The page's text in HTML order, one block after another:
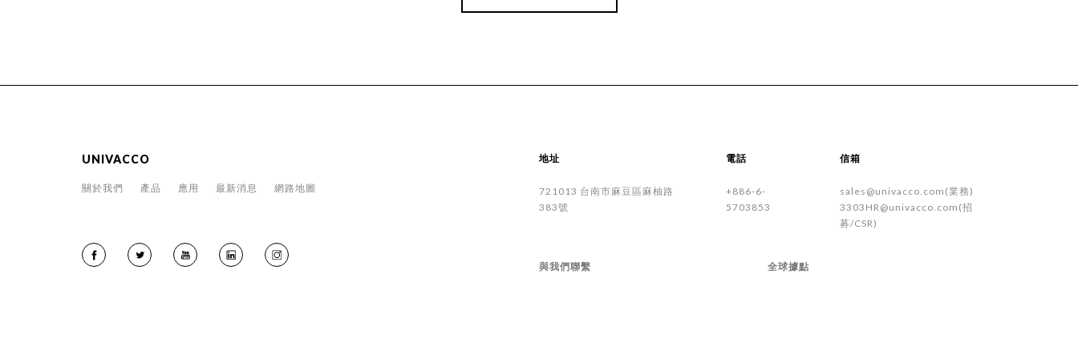
UNIVACCO
關於我們 產品 應用 最新消息 網路地圖
地址
721013 台南市麻豆區 麻柚路
383號
電話
+886-6-
5703853
信箱
sales@univacco.com(業務)
3303HR@univacco.com(招
募/CSR)
與我們聯繫 全球據點